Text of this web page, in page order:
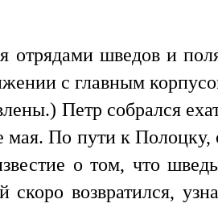
отрядами шведов и
с главным
Петр собрался
По пути к Полоцку,
о том, что
возвратился,